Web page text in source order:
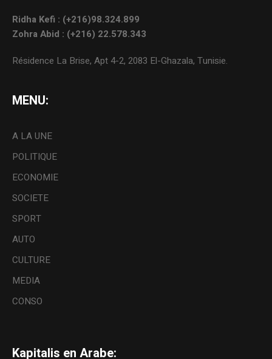
Ridha Kefi : (+216)98.324.899
Zohra Abid : (+216) 22.578.343
Résidence La Brise, Apt 4-2, 2083 El-Ghazala, Tunisie.
MENU:
A LA UNE
POLITIQUE
ECONOMIE
SOCIETE
SPORT
AUTO
CULTURE
MEDIA
CONSO
Kapitalis en Arabe: